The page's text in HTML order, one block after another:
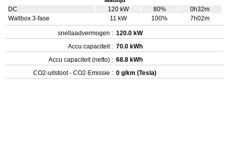
DC
120 kW 80%
0h32m
Wallbox 3-fase
11 kW 100% 7h02m
snellaadvermogen : 120.0 kW
Accu capaciteit : 70.0 kWh
Accu capaciteit (netto) : 68.8 kWh
CO2-uitstoot - CO2-Emissie : 0 g/km (Tesla)